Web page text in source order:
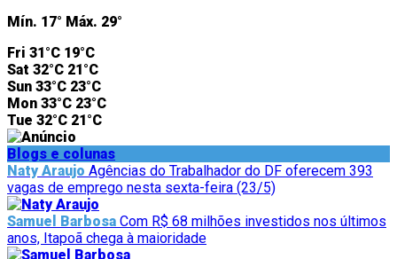
Mín. 17° Máx. 29°
Fri 31°C 19°C
Sat 32°C 21°C
Sun 33°C 23°C
Mon 33°C 23°C
Tue 32°C 21°C
Blogs e colunas
Naty Araujo Agências do Trabalhador do DF oferecem 393
vagas de emprego nesta sexta-feira (23/5)
Samuel Barbosa Com R$ 68 milhões investidos nos últimos
anos, Itapoã chega à maioridade